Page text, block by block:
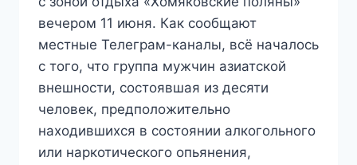
вечером 11 июня. Как сообщают
местные Телеграм-каналы, всё началось
с того, что группа мужчин азиатской
внешности, состоявшая из десяти
человек, предположительно
находившихся в состоянии алкогольного
или наркотического опьянения,